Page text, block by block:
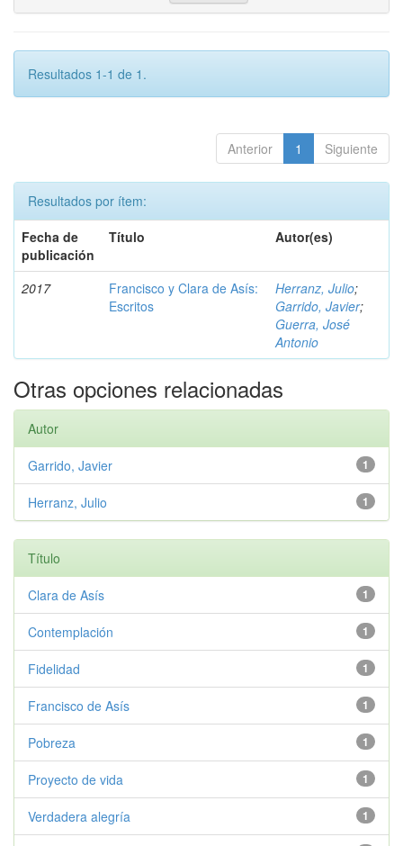
Resultados 1-1 de 1.
Anterior 1 Siguiente
Resultados por ítem:
Fecha de
publicación
Título Autor(es)
2017
Francisco y Clara de Asís:
Escritos
Herranz, Julio;
Garrido, Javier;
Guerra, José
Antonio
Otras opciones relacionadas
Autor
1
Garrido, Javier
1
Herranz, Julio
Título
1
Clara de Asís
1
Contemplación
1
Fidelidad
1
Francisco de Asís
1
Pobreza
1
Proyecto de vida
1
Verdadera alegría